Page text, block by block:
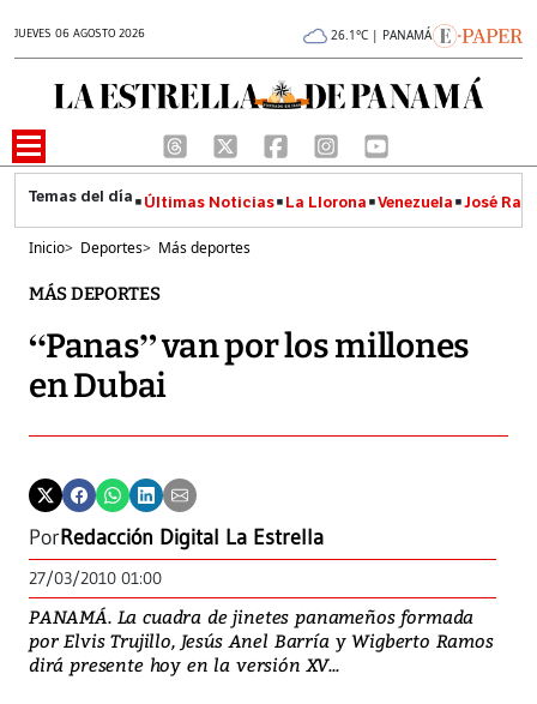
JUEVES 06 AGOSTO 2026 26.1°C | PANAMÁ
Últimas Noticias La Llorona Venezuela José
Inicio> Deportes> Más deportes
MÁS DEPORTES
“Panas” van por los millones
en Dubai
PorRedacción Digital La Estrella
27/03/2010 01:00
PANAMÁ. La cuadra de jinetes panameños formada
por Elvis Trujillo, Jesús Anel Barría y Wigberto Ramos
dirá presente hoy en la versión XV...